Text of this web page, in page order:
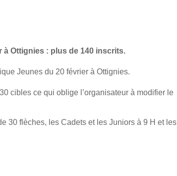
Ottignies : plus de 140 inscrits.
Jeunes du 20 février à Ottignies.
cibles ce qui oblige l’organisateur à modifier le
30 flèches, les Cadets et les Juniors à 9 H et les